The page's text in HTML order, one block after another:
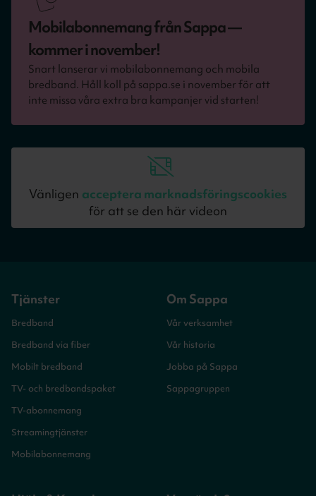
Mobilabonnemang från Sappa —
kommer i november!
Snart lanserar vi mobilabonnemang och mobila
bredband. Håll koll på sappa.se i november för att
inte missa våra extra bra kampanjer vid starten!
Vänligen acceptera marknadsföringscookies
för att se den här videon
Tjänster
Bredband
Bredband via fiber
Mobilt bredband
TV- och bredbandspaket
TV-abonnemang
Streamingtjänster
Mobilabonnemang
Om Sappa
Vår verksamhet
Vår historia
Jobba på Sappa
Sappagruppen